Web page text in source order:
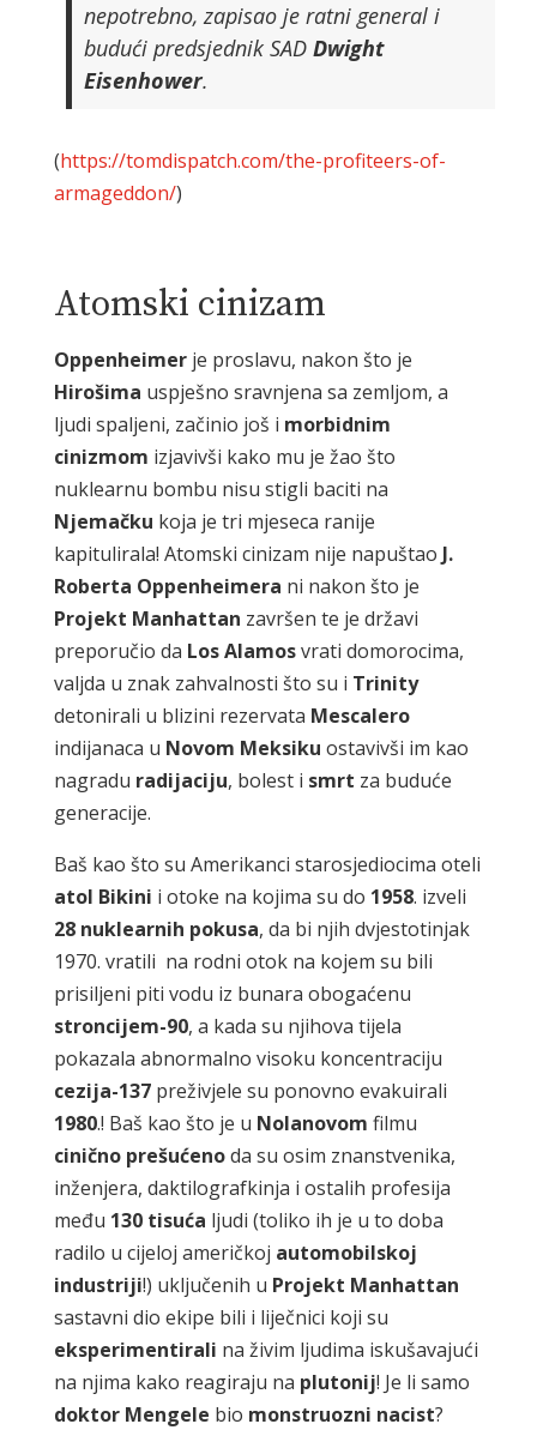
nepotrebno, zapisao je ratni general i
budući predsjednik SAD Dwight
Eisenhower.
(https://tomdispatch.com/the-profiteers-of-
armageddon/)
Atomski cinizam
Oppenheimerje proslavu, nakon što je
Hirošima uspješno sravnjena sa zemljom, a
ljudi spaljeni, začinio još i morbidnim
cinizmom izjavivši kako mu je žao što
nuklearnu bombu nisu stigli baciti na
Njemačku koja je tri mjeseca ranije
kapitulirala! Atomski cinizam nije napuštao J.
Roberta Oppenheimera ni nakon što je
Projekt Manhattan završen te je državi
preporučio da LosAlamosvrati domorocima,
valjda u znak zahvalnosti što su i Trinity
detonirali u blizini rezervata Mescalero
indijanaca u Novom Meksiku ostavivši im kao
nagradu radijaciju, bolest i smrt za buduće
generacije.
Baš kao što su Amerikanci starosjediocima oteli
atol Bikini i otoke na kojima su do 1958. izveli
28 nuklearnih pokusa, da bi njih dvjestotinjak
1970. vratili na rodni otok na kojem su bili
prisiljeni piti vodu iz bunara obogaćenu
stroncijem-90, a kada su njihova tijela
pokazala abnormalno visoku koncentraciju
cezija-137preživjele su ponovno evakuirali
1980.! Baš kao što je u Nolanovom filmu
cinično prešućenoda su osim znanstvenika,
inženjera, daktilografkinja i ostalih profesija
među 130 tisuća ljudi (toliko ih je u to doba
radilo u cijeloj američkoj automobilskoj
industriji!) uključenih u Projekt Manhattan
sastavni dio ekipe bili i liječnici koji su
eksperimentirali na živim ljudima iskušavajući
na njima kako reagiraju na plutonij! Je li samo
doktor Mengele bio monstruozni nacist?